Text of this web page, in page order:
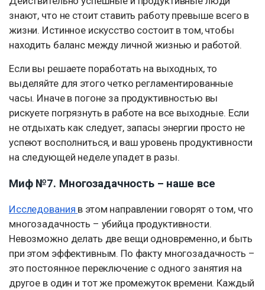
знают, что не стоит ставить работу превыше всего в
жизни. Истинное искусство состоит в том, чтобы
находить баланс между личной жизнью и работой.
Если вы решаете поработать на выходных, то
выделяйте для этого четко регламентированные
часы. Иначе в погоне за продуктивностью вы
рискуете погрязнуть в работе на все выходные. Если
не отдыхать как следует, запасы энергии просто не
успеют восполниться, и ваш уровень продуктивности
на следующей неделе упадет в разы.
Миф №7. Многозадачность – наше все
Исследования в этом направлении говорят о том, что
многозадачность – убийца продуктивности.
Невозможно делать две вещи одновременно, и быть
при этом эффективным. По факту многозадачность –
это постоянное переключение с одного занятия на
другое в один и тот же промежуток времени. Каждый